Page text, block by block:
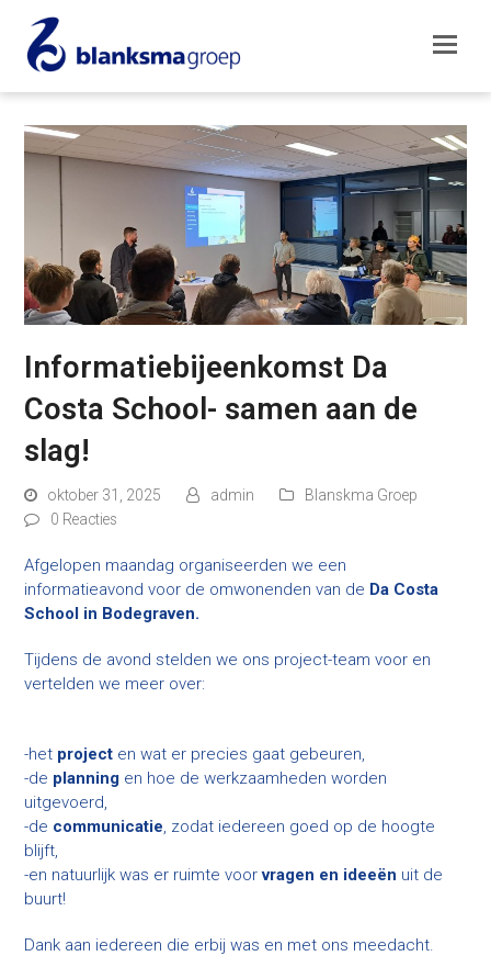
Informatiebijeenkomst Da
Costa School- samen aan de
slag!
oktober 31, 2025 admin
Blanskma Groep
0 Reacties
Afgelopen maandag organiseerden we een
informatieavond voor de omwonenden van de Da Costa
School in Bodegraven.
Tijdens de avond stelden we ons project-team voor en
vertelden we meer over:
-het project en wat er precies gaat gebeuren,
-de planning en hoe de werkzaamheden worden
uitgevoerd,
-de communicatie, zodat iedereen goed op de hoogte
blijft,
-en natuurlijk was er ruimte voorvragen en ideeën uit de
buurt!
Dank aan iedereen die erbij was en met ons meedacht.